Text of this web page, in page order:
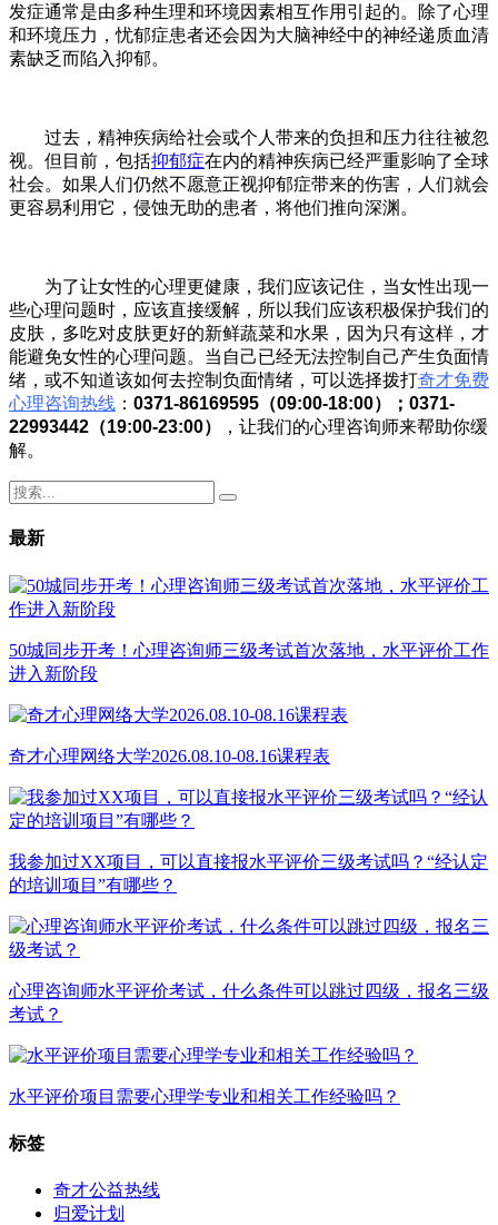
发症通常是由多种生理和环境因素相互作用引起的。除了心理
和环境压力，忧郁症患者还会因为大脑神经中的神经递质血清
素缺乏而陷入抑郁。
过去，精神疾病给社会或个人带来的负担和压力往往被忽
视。但目前，包括抑郁症在内的精神疾病已经严重影响了全球
社会。如果人们仍然不愿意正视抑郁症带来的伤害，人们就会
更容易利用它，侵蚀无助的患者，将他们推向深渊。
为了让女性的心理更健康，我们应该记住，当女性出现一
些心理问题时，应该直接缓解，所以我们应该积极保护我们的
皮肤，多吃对皮肤更好的新鲜蔬菜和水果，因为只有这样，才
能避免女性的心理问题。当自己已经无法控制自己产生负面情
绪，或不知道该如何去控制负面情绪，可以选择拨打奇才免费
心理咨询热线 ： 0371-86169595 （09:00-18:00）；0371-
22993442（19:00-23:00）
，让我们的心理咨询师来帮助你缓
解。
最新
50城同步开考！心理咨询师三级考试首次落地，水平评价工作
进入新阶段
奇才心理网络大学2026.08.10-08.16课程表
我参加过XX项目，可以直接报水平评价三级考试吗？“经认定
的培训项目”有哪些？
心理咨询师水平评价考试，什么条件可以跳过四级，报名三级
考试？
水平评价项目需要心理学专业和相关工作经验吗？
标签
奇才公益热线
归爱计划